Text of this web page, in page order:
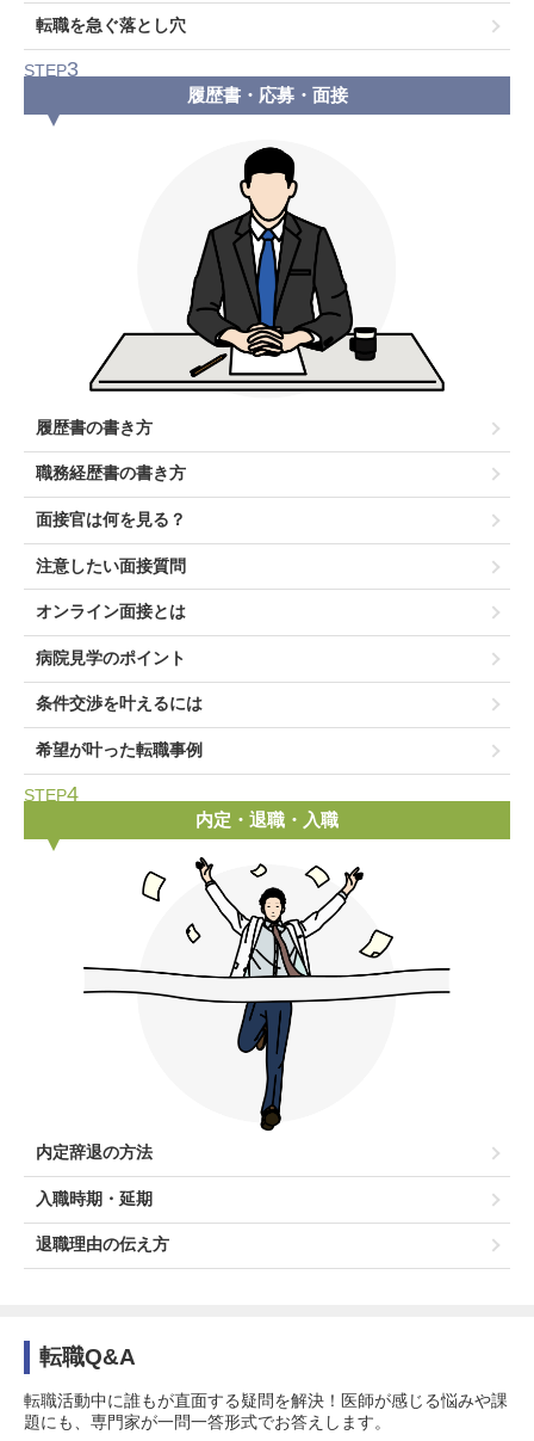
転職を急ぐ落とし穴
STEP3
履歴書・応募・面接
履歴書の書き方
職務経歴書の書き方
面接官は何を見る？
注意したい面接質問
オンライン面接とは
病院見学のポイント
条件交渉を叶えるには
希望が叶った転職事例
STEP4
内定・退職・入職
内定辞退の方法
入職時期・延期
退職理由の伝え方
転職Q&A
転職活動中に誰もが直面する疑問を解決！医師が感じる悩みや課
題にも、専門家が一問一答形式でお答えします。